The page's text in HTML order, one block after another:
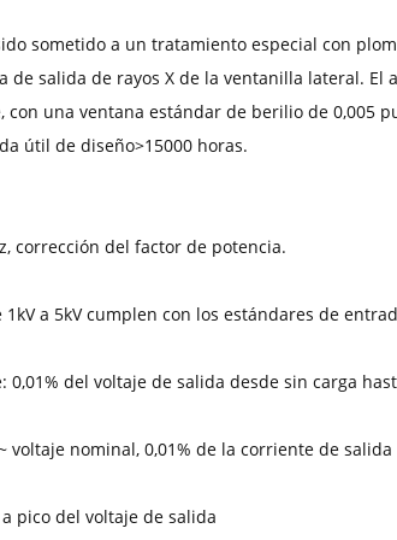
sometido a un tratamiento especial con
de salida de rayos X de la ventanilla lateral.
una ventana estándar de berilio de 0,005
útil de diseño>15000 horas.
corrección del factor de potencia.
a 5kV cumplen con los estándares de
0,01% del voltaje de salida desde sin carga
voltaje nominal, 0,01% de la corriente de salida
pico del voltaje de salida